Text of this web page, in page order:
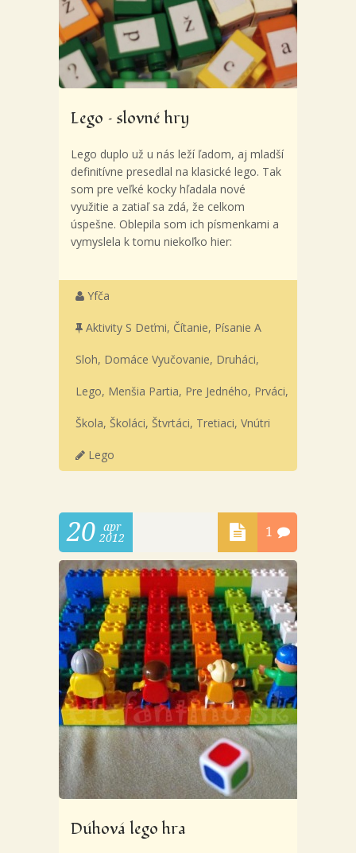
Lego – slovné hry
Lego duplo už u nás leží ľadom, aj mladší
definitívne presedlal na klasické lego. Tak
som pre veľké kocky hľadala nové
využitie a zatiaľ sa zdá, že celkom
úspešne. Oblepila som ich písmenkami a
vymyslela k tomu niekoľko hier:
Yfča
Aktivity S Deťmi, Čítanie, Písanie A
Sloh, Domáce Vyučovanie, Druháci,
Lego, Menšia Partia, Pre Jedného, Prváci,
Škola, Školáci, Štvrtáci, Tretiaci, Vnútri
Lego
20
apr
2012
1
Dúhová lego hra